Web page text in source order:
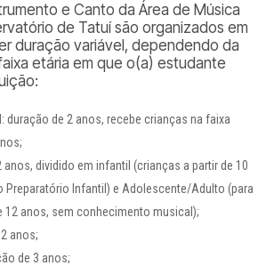
e Canto da Área de Música
de Tatuí são organizados em
duração variável, dependendo da
etária em que o(a) estudante
duração de 2 anos, recebe crianças na faixa
anos, dividido em infantil (crianças a partir de 10
Preparatório Infantil) e Adolescente/Adulto (para
12 anos, sem conhecimento musical);
anos;
de 3 anos;